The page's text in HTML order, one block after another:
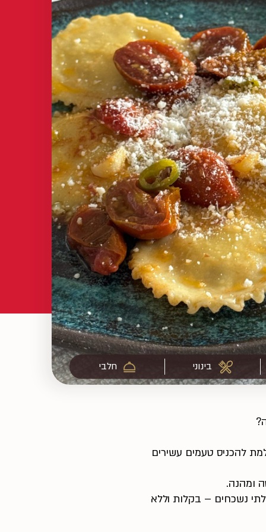
בינוני חלבי
להכניס טעמים עשירים
ומהנה.
נשכחים – בקלות וללא